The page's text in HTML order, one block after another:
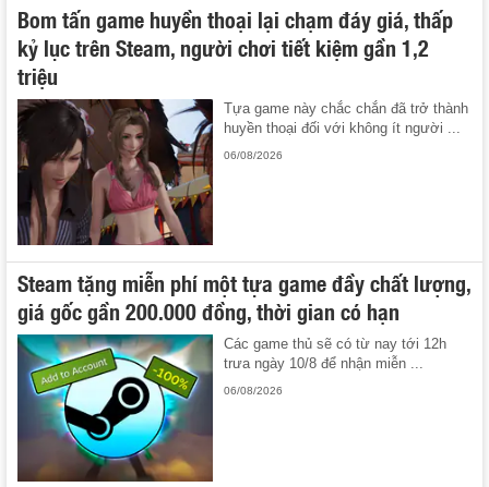
Bom tấn game huyền thoại lại chạm đáy giá, thấp
kỷ lục trên Steam, người chơi tiết kiệm gần 1,2
triệu
Tựa game này chắc chắn đã trở thành
huyền thoại đối với không ít người ...
06/08/2026
Steam tặng miễn phí một tựa game đầy chất lượng,
giá gốc gần 200.000 đồng, thời gian có hạn
Các game thủ sẽ có từ nay tới 12h
trưa ngày 10/8 để nhận miễn ...
06/08/2026